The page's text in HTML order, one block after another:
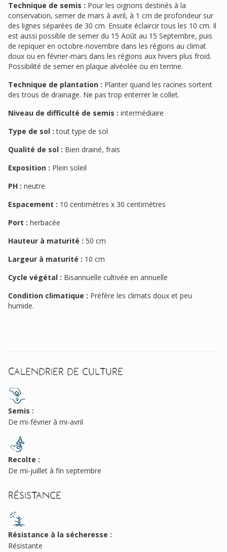
Technique de semis : Pour les oignons destinés à la
conservation, semer de mars à avril, à 1 cm de profondeur sur
des lignes séparées de 30 cm. Ensuite éclaircir tous les 10 cm. Il
est aussi possible de semer du 15 Août au 15 Septembre, puis
de repiquer en octobre-novembre dans les régions au climat
doux ou en février-mars dans les régions aux hivers plus froid.
Possibilité de semer en plaque alvéolée ou en terrine.
Technique de plantation : Planter quand les racines sortent
des trous de drainage. Ne pas trop enterrer le collet.
Niveau de difficulté de semis : intermédiaire
Type de sol : tout type de sol
Qualité de sol : Bien drainé, frais
Exposition : Plein soleil
PH : neutre
Espacement : 10 centimètres x 30 centimètres
Port : herbacée
Hauteur à maturité : 50 cm
Largeur à maturité : 10 cm
Cycle végétal : Bisannuelle cultivée en annuelle
Condition climatique : Préfère les climats doux et peu
humide.
Calendrier de culture
Semis :
De mi-février à mi-avril
Recolte :
De mi-juillet à fin septembre
Résistance
Résistance à la sécheresse :
Résistante